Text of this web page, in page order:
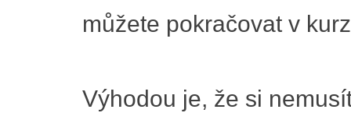
můžete pokračovat v
Výhodou je, že si